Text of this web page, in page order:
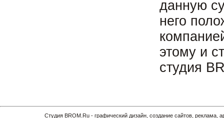
данную
него
этому и
студия
Cтудия BROM.Ru - графический дизайн, создание сайтов,